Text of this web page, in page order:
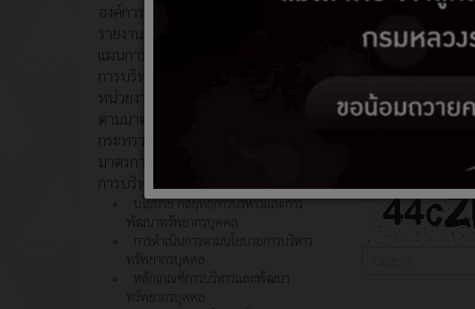
สำเนาทะเบียนบ้าน *
ข้อมูลเพิ่มเติม (ถ้ามี)
องค์การบริหารส่วนตำบลพิปูน
รายงานควบคุมภายใน
แผนการตรวจสอบภายใน
การบริหารจัดการความเสี่ยงระดับ
หน่วยงานของรัฐได้อย่างมีประสิทธิภาพ
ตามมาตรฐานและหลักเกณฑ์ที่
กระทรวงการคลังกำหนด
มาตรการประหยัดพลังงาน
การบริหารและพัฒนาทรัพยากรบุคคล
นโยบาย กลยุทธ์การบริหารและการ
พัฒนาทรัพยากรบุคคล
การดำเนินการตามนโยบายการบริหาร
ทรัพยากรบุคคล
หลักเกณฑ์การบริหารและพัฒนา
ทรัพยากรบุคคล